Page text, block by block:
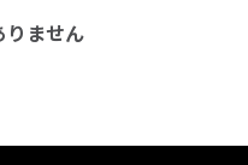
りません